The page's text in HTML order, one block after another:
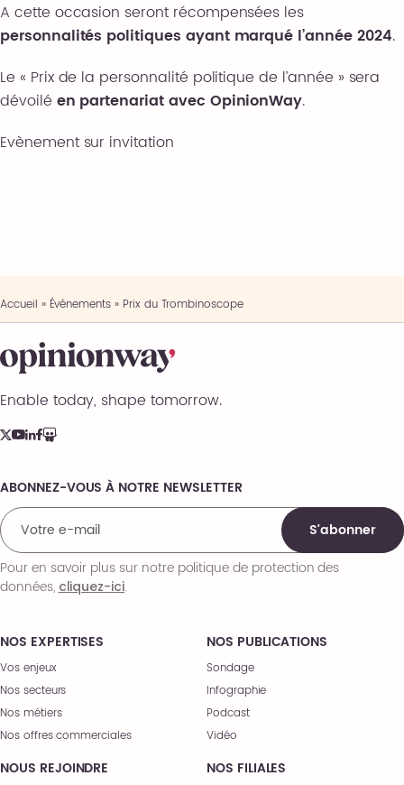
A cette occasion seront récompensées les
personnalités politiques ayant marqué l’année 2024.
Le « Prix de la personnalité politique de l’année » sera
dévoilé en partenariat avec OpinionWay.
Evènement sur invitation
Accueil » Événements » Prix du Trombinoscope
Enable today, shape tomorrow.
NOS EXPERTISES
Vos enjeux
Nos secteurs
Nos métiers
Nos offres commerciales
NOS PUBLICATIONS
Sondage
Infographie
Podcast
Vidéo
NOUS REJOINDRE NOS FILIALES
Comments
ABONNEZ-VOUS À NOTRE NEWSLETTER
S'abonner
Pour en savoir plus sur notre politique de protection des
données,cliquez-ici.